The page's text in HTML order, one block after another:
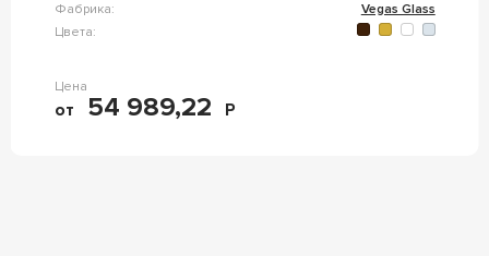
Фабрика:
Vegas Glass
Цвета:
Цена
от 54 989,22 Р